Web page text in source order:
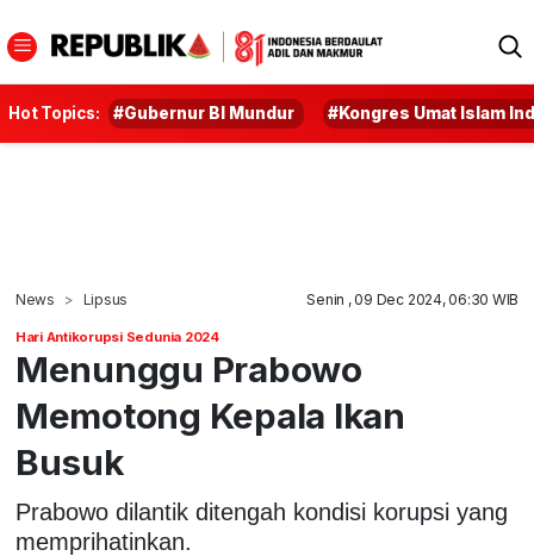
Hot Topics: #Gubernur BI Mundur #Kongres Umat Islam
News Lipsus Senin , 09 Dec 2024, 06:30 WIB
Hari Antikorupsi Sedunia 2024
Menunggu Prabowo
Memotong Kepala Ikan
Busuk
Prabowo dilantik ditengah kondisi korupsi yang
memprihatinkan.